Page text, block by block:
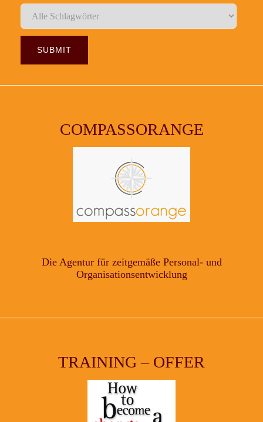
COMPASSORANGE
Die Agentur für zeitgemäße Personal- und
Organisationsentwicklung
TRAINING – OFFER